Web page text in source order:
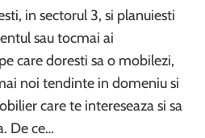
in sectorul 3, si planuiesti
sau tocmai ai
care doresti sa o mobilezi,
noi tendinte in domeniu si
care te intereseaza si sa
De ce…